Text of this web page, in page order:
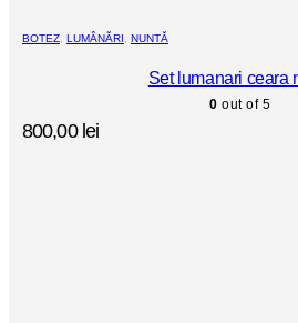
BOTEZ LUMÂNĂRI NUNTĂ
Set lumanari ceara
0 out of 5
800,00 lei